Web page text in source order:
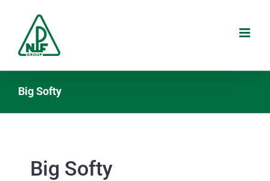
contenuto
Big Softy
Big Softy